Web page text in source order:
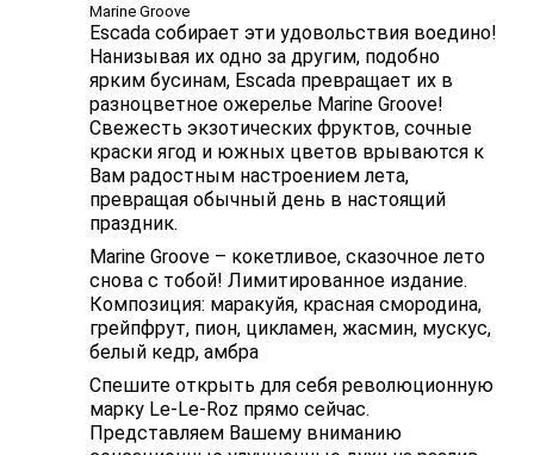
Marine Groove
Escada собирает эти удовольствия воедино!
Нанизывая их одно за другим, подобно
ярким бусинам, Escada превращает их в
разноцветное ожерелье Marine Groove!
Свежесть экзотических фруктов, сочные
краски ягод и южных цветов врываются к
Вам радостным настроением лета,
превращая обычный день в настоящий
праздник.
Marine Groove – кокетливое, сказочное лето
снова с тобой! Лимитированное издание.
Композиция: маракуйя, красная смородина,
грейпфрут, пион, цикламен, жасмин, мускус,
белый кедр, амбра
Спешите открыть для себя революционную
марку Le-Le-Roz прямо сейчас.
Представляем Вашему вниманию